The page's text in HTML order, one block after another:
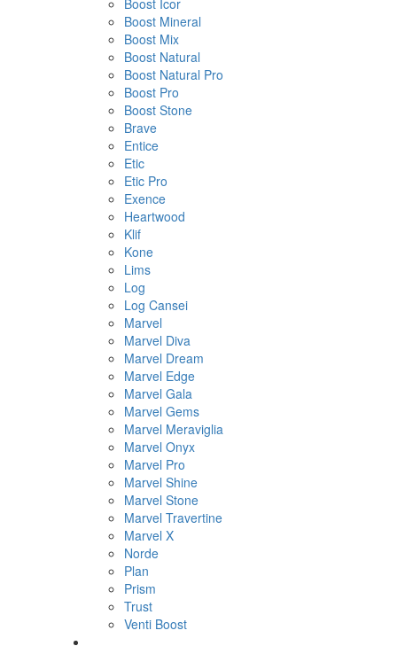
Boost Icor
Boost Mineral
Boost Mix
Boost Natural
Boost Natural Pro
Boost Pro
Boost Stone
Brave
Entice
Etic
Etic Pro
Exence
Heartwood
Klif
Kone
Lims
Log
Log Cansei
Marvel
Marvel Diva
Marvel Dream
Marvel Edge
Marvel Gala
Marvel Gems
Marvel Meraviglia
Marvel Onyx
Marvel Pro
Marvel Shine
Marvel Stone
Marvel Travertine
Marvel X
Norde
Plan
Prism
Trust
Venti Boost